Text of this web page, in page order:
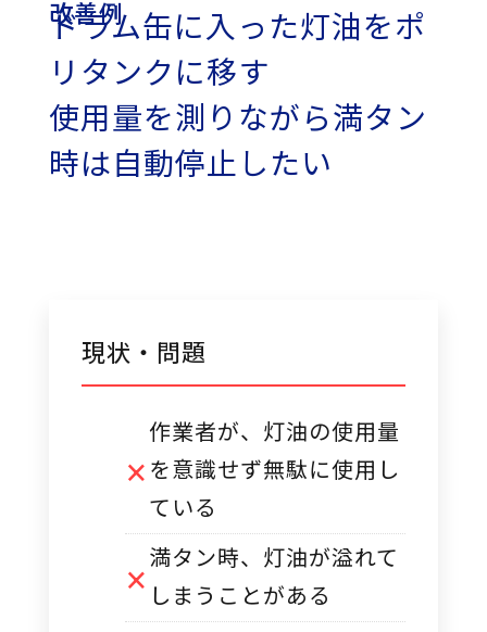
改善例
ドラム缶に入った灯油をポ
リタンクに移す
使用量を測りながら満タン
時は自動停止したい
現状・問題
作業者が、灯油の使用量
を意識せず無駄に使用し
ている
満タン時、灯油が溢れて
しまうことがある